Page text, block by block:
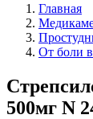
Главная
От боли в
500мг N